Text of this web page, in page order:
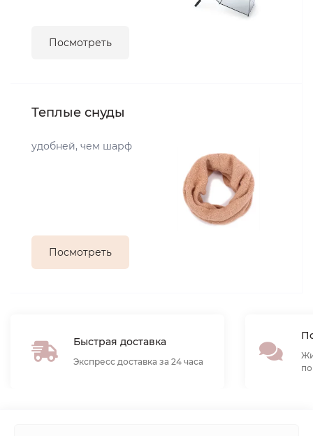
Посмотреть
Теплые снуды
удобней, чем шарф
Посмотреть
Быстрая доставка
Экспресс доставка за 24 часа